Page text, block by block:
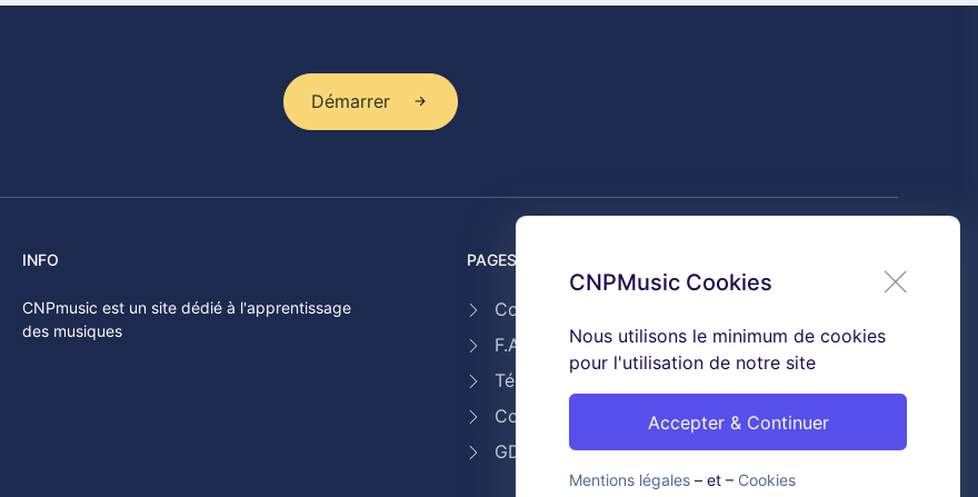
CNPMusic Cookies
Nous utilisons le minimum de cookies
pour l'utilisation de notre site
Accepter & Continuer
Mentions légales – et – Cookies
Démarrer
INFO
CNPmusic est un site dédié à l'apprentissage
des musiques
PAGES UTILES
Contact
F.A.Q
Témoignages
Conditions générales de ventes
GDPR & Cookies